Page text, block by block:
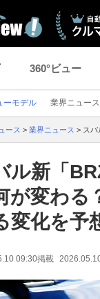
360°ビュー
ーモデル 業界ニュース
ース > 業界ニュース > スバ
ル新「
が変わる
変化を予
09:30掲載